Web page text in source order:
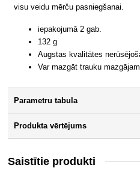
visu veidu mērču pasniegšanai.
iepakojumā 2 gab.
132 g
Augstas kvalitātes
Var mazgāt trauku
Parametru tabula
Produkta vērtējums
Saistītie produkti